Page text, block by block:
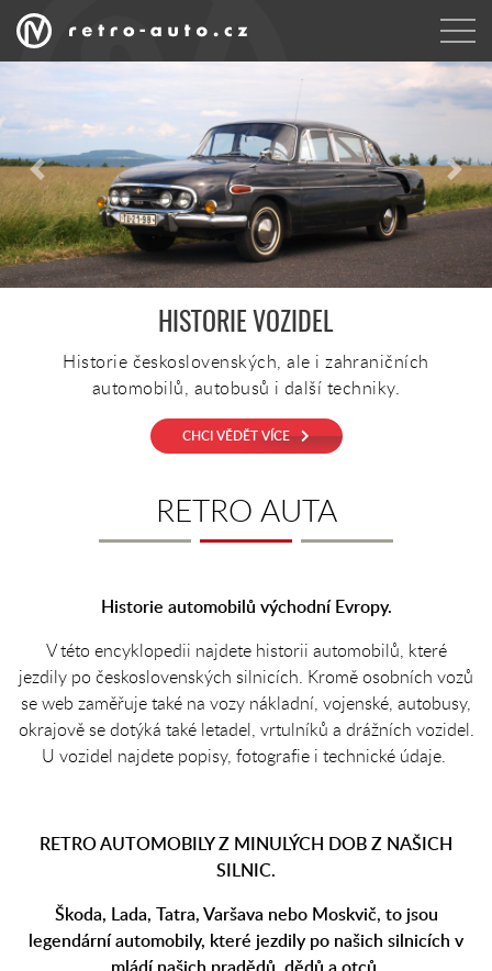
OSOBNÍ AUTOMOBILY
Vše o historii osobních vozidel z našich silnic.
Předchozí Další
V této encyklopedii najdete historii automobilů, které
jezdily po československých silnicích. Kromě osobních vozů
se web zaměřuje také na vozy nákladní, vojenské, autobusy,
okrajově se dotýká také letadel, vrtulníků a drážních vozidel.
U vozidel najdete popisy, fotografie i technické údaje.
SILNIC.
legendární automobily, které jezdily po našich silnicích v
mládí našich pradědů, dědů a otců.